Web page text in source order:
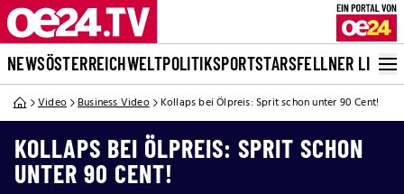
NEWSÖSTERREICHWELTPOLITIKSPORTSTARSFELLNER LIVE
Video Business Video Kollaps bei Ölpreis: Sprit schon unter 90 Cent!
KOLLAPS BEI ÖLPREIS: SPRIT SCHON
UNTER 90 CENT!